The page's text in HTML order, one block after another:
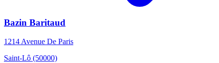
Bazin Baritaud
1214 Avenue De Paris
Saint-Lô (50000)